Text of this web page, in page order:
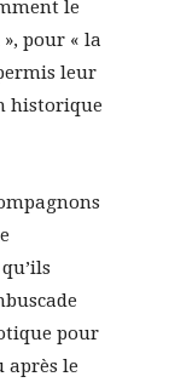
le
pour « la
leur
historique
pour
après le